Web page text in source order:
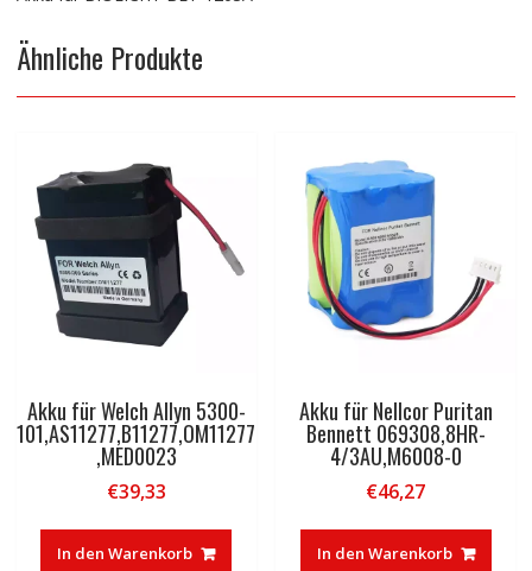
Ähnliche Produkte
Akku für Welch Allyn 5300-
101,AS11277,B11277,OM11277
,MED0023
€39,33
In den Warenkorb
Akku für Nellcor Puritan
Bennett 069308,8HR-
4/3AU,M6008-0
€46,27
In den Warenkorb